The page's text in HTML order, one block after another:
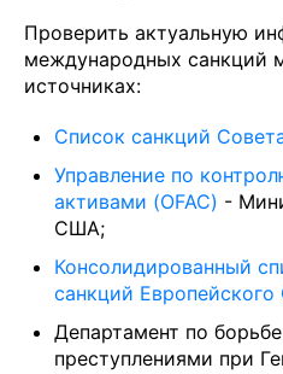
Проверить актуальную
международных санкций
источниках:
Список санкций
Управление по
активами (OFAC) -
США;
Консолидированный
санкций
Департамент по
преступлениями при